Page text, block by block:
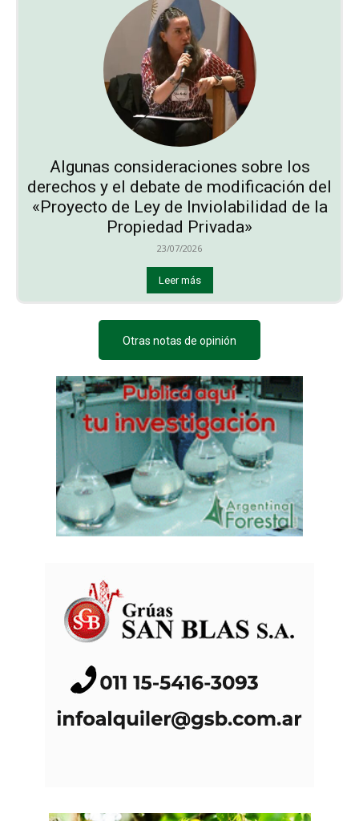
Algunas consideraciones sobre los
derechos y el debate de modificación del
«Proyecto de Ley de Inviolabilidad de la
Propiedad Privada»
23/07/2026
Leer más
Otras notas de opinión